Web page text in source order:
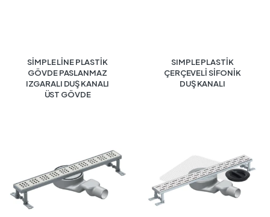
SİMPLE LİNE PLASTİK
GÖVDE PASLANMAZ
IZGARALI DUŞ KANALI
ÜST GÖVDE
SIMPLE PLASTİK
ÇERÇEVELİ SİFONİK
DUŞ KANALI